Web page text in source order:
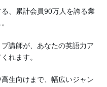
る、累計会員90万人を誇る業
講師が、あなたの英語力ア
れます。
生向けまで、幅広いジャン